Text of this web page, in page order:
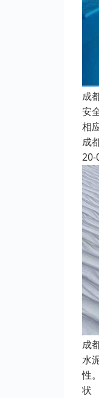
成
安
相
成
20-
成
水
性
状